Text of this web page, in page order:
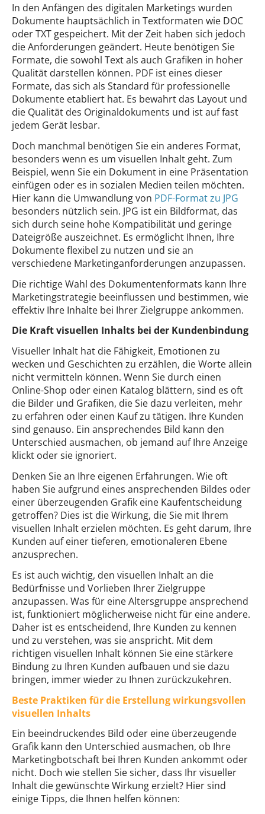
In den Anfängen des digitalen Marketings wurden
Dokumente hauptsächlich in Textformaten wie DOC
oder TXT gespeichert. Mit der Zeit haben sich jedoch
die Anforderungen geändert. Heute benötigen Sie
Formate, die sowohl Text als auch Grafiken in hoher
Qualität darstellen können. PDF ist eines dieser
Formate, das sich als Standard für professionelle
Dokumente etabliert hat. Es bewahrt das Layout und
die Qualität des Originaldokuments und ist auf fast
jedem Gerät lesbar.
Doch manchmal benötigen Sie ein anderes Format,
besonders wenn es um visuellen Inhalt geht. Zum
Beispiel, wenn Sie ein Dokument in eine Präsentation
einfügen oder es in sozialen Medien teilen möchten.
Hier kann die Umwandlung von PDF-Format zu JPG
besonders nützlich sein. JPG ist ein Bildformat, das
sich durch seine hohe Kompatibilität und geringe
Dateigröße auszeichnet. Es ermöglicht Ihnen, Ihre
Dokumente flexibel zu nutzen und sie an
verschiedene Marketinganforderungen anzupassen.
Die richtige Wahl des Dokumentenformats kann Ihre
Marketingstrategie beeinflussen und bestimmen, wie
effektiv Ihre Inhalte bei Ihrer Zielgruppe ankommen.
Die Kraft visuellen Inhalts bei der Kundenbindung
Visueller Inhalt hat die Fähigkeit, Emotionen zu
wecken und Geschichten zu erzählen, die Worte allein
nicht vermitteln können. Wenn Sie durch einen
Online-Shop oder einen Katalog blättern, sind es oft
die Bilder und Grafiken, die Sie dazu verleiten, mehr
zu erfahren oder einen Kauf zu tätigen. Ihre Kunden
sind genauso. Ein ansprechendes Bild kann den
Unterschied ausmachen, ob jemand auf Ihre Anzeige
klickt oder sie ignoriert.
Denken Sie an Ihre eigenen Erfahrungen. Wie oft
haben Sie aufgrund eines ansprechenden Bildes oder
einer überzeugenden Grafik eine Kaufentscheidung
getroffen? Dies ist die Wirkung, die Sie mit Ihrem
visuellen Inhalt erzielen möchten. Es geht darum, Ihre
Kunden auf einer tieferen, emotionaleren Ebene
anzusprechen.
Es ist auch wichtig, den visuellen Inhalt an die
Bedürfnisse und Vorlieben Ihrer Zielgruppe
anzupassen. Was für eine Altersgruppe ansprechend
ist, funktioniert möglicherweise nicht für eine andere.
Daher ist es entscheidend, Ihre Kunden zu kennen
und zu verstehen, was sie anspricht. Mit dem
richtigen visuellen Inhalt können Sie eine stärkere
Bindung zu Ihren Kunden aufbauen und sie dazu
bringen, immer wieder zu Ihnen zurückzukehren.
Beste Praktiken für die Erstellung wirkungsvollen
visuellen Inhalts
Ein beeindruckendes Bild oder eine überzeugende
Grafik kann den Unterschied ausmachen, ob Ihre
Marketingbotschaft bei Ihren Kunden ankommt oder
nicht. Doch wie stellen Sie sicher, dass Ihr visueller
Inhalt die gewünschte Wirkung erzielt? Hier sind
einige Tipps, die Ihnen helfen können: